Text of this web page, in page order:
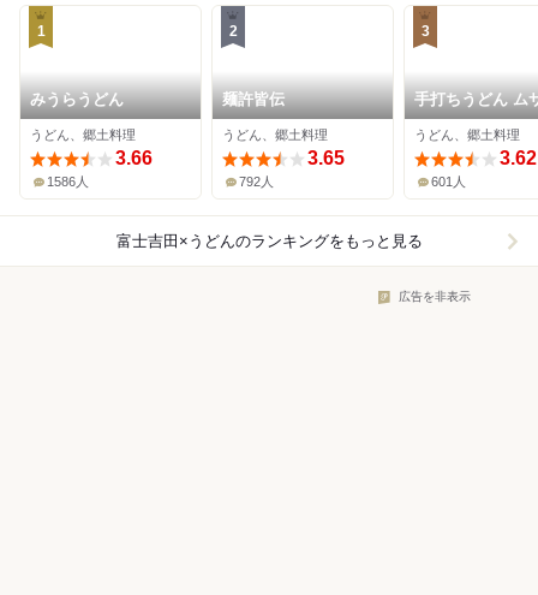
1
みうらうどん
うどん、郷土料理
3.66
1586人
2
麺許皆伝
うどん、郷土料理
3.65
792人
3
手打ちうどん ム
うどん、郷土料理
3.62
601人
富士吉田×うどんのランキングをもっと見る
広告を非表示